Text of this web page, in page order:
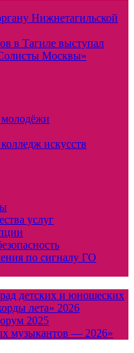
Нижнетагильской
в Тагиле выступал
Москвы»
искусств
услуг
по сигналу ГО
детских и юношеских
лета» 2026
2025
музыкантов — 2026»